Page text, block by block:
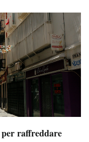
per raffreddare